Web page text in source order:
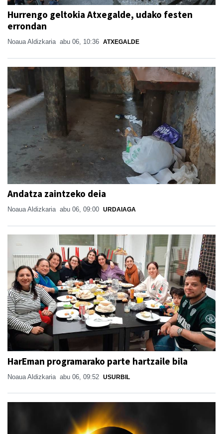
Hurrengo geltokia Atxegalde, udako festen
errondan
Noaua Aldizkaria abu 06, 10:36 ATXEGALDE
Andatza zaintzeko deia
Noaua Aldizkaria abu 06, 09:00 URDAIAGA
HarEman programarako parte hartzaile bila
Noaua Aldizkaria abu 06, 09:52 USURBIL